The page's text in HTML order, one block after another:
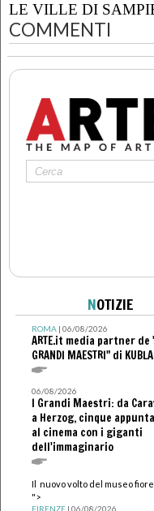
LE VILLE DI
COMMENTI
NOTIZIE
ROMA| 06/08/2026
ARTE.it media partner de
GRANDI MAESTRI" di
06/08/2026
I Grandi Maestri: da
a Herzog, cinque
al cinema con i giganti
dell'immaginario
Il nuovo volto del museo
">
FIRENZE| 06/08/2026